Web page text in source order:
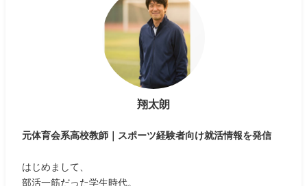
翔太朗
元体育会系高校教師｜スポーツ経験者向け就活情報を発信
はじめまして、
部活一筋だった学生時代。